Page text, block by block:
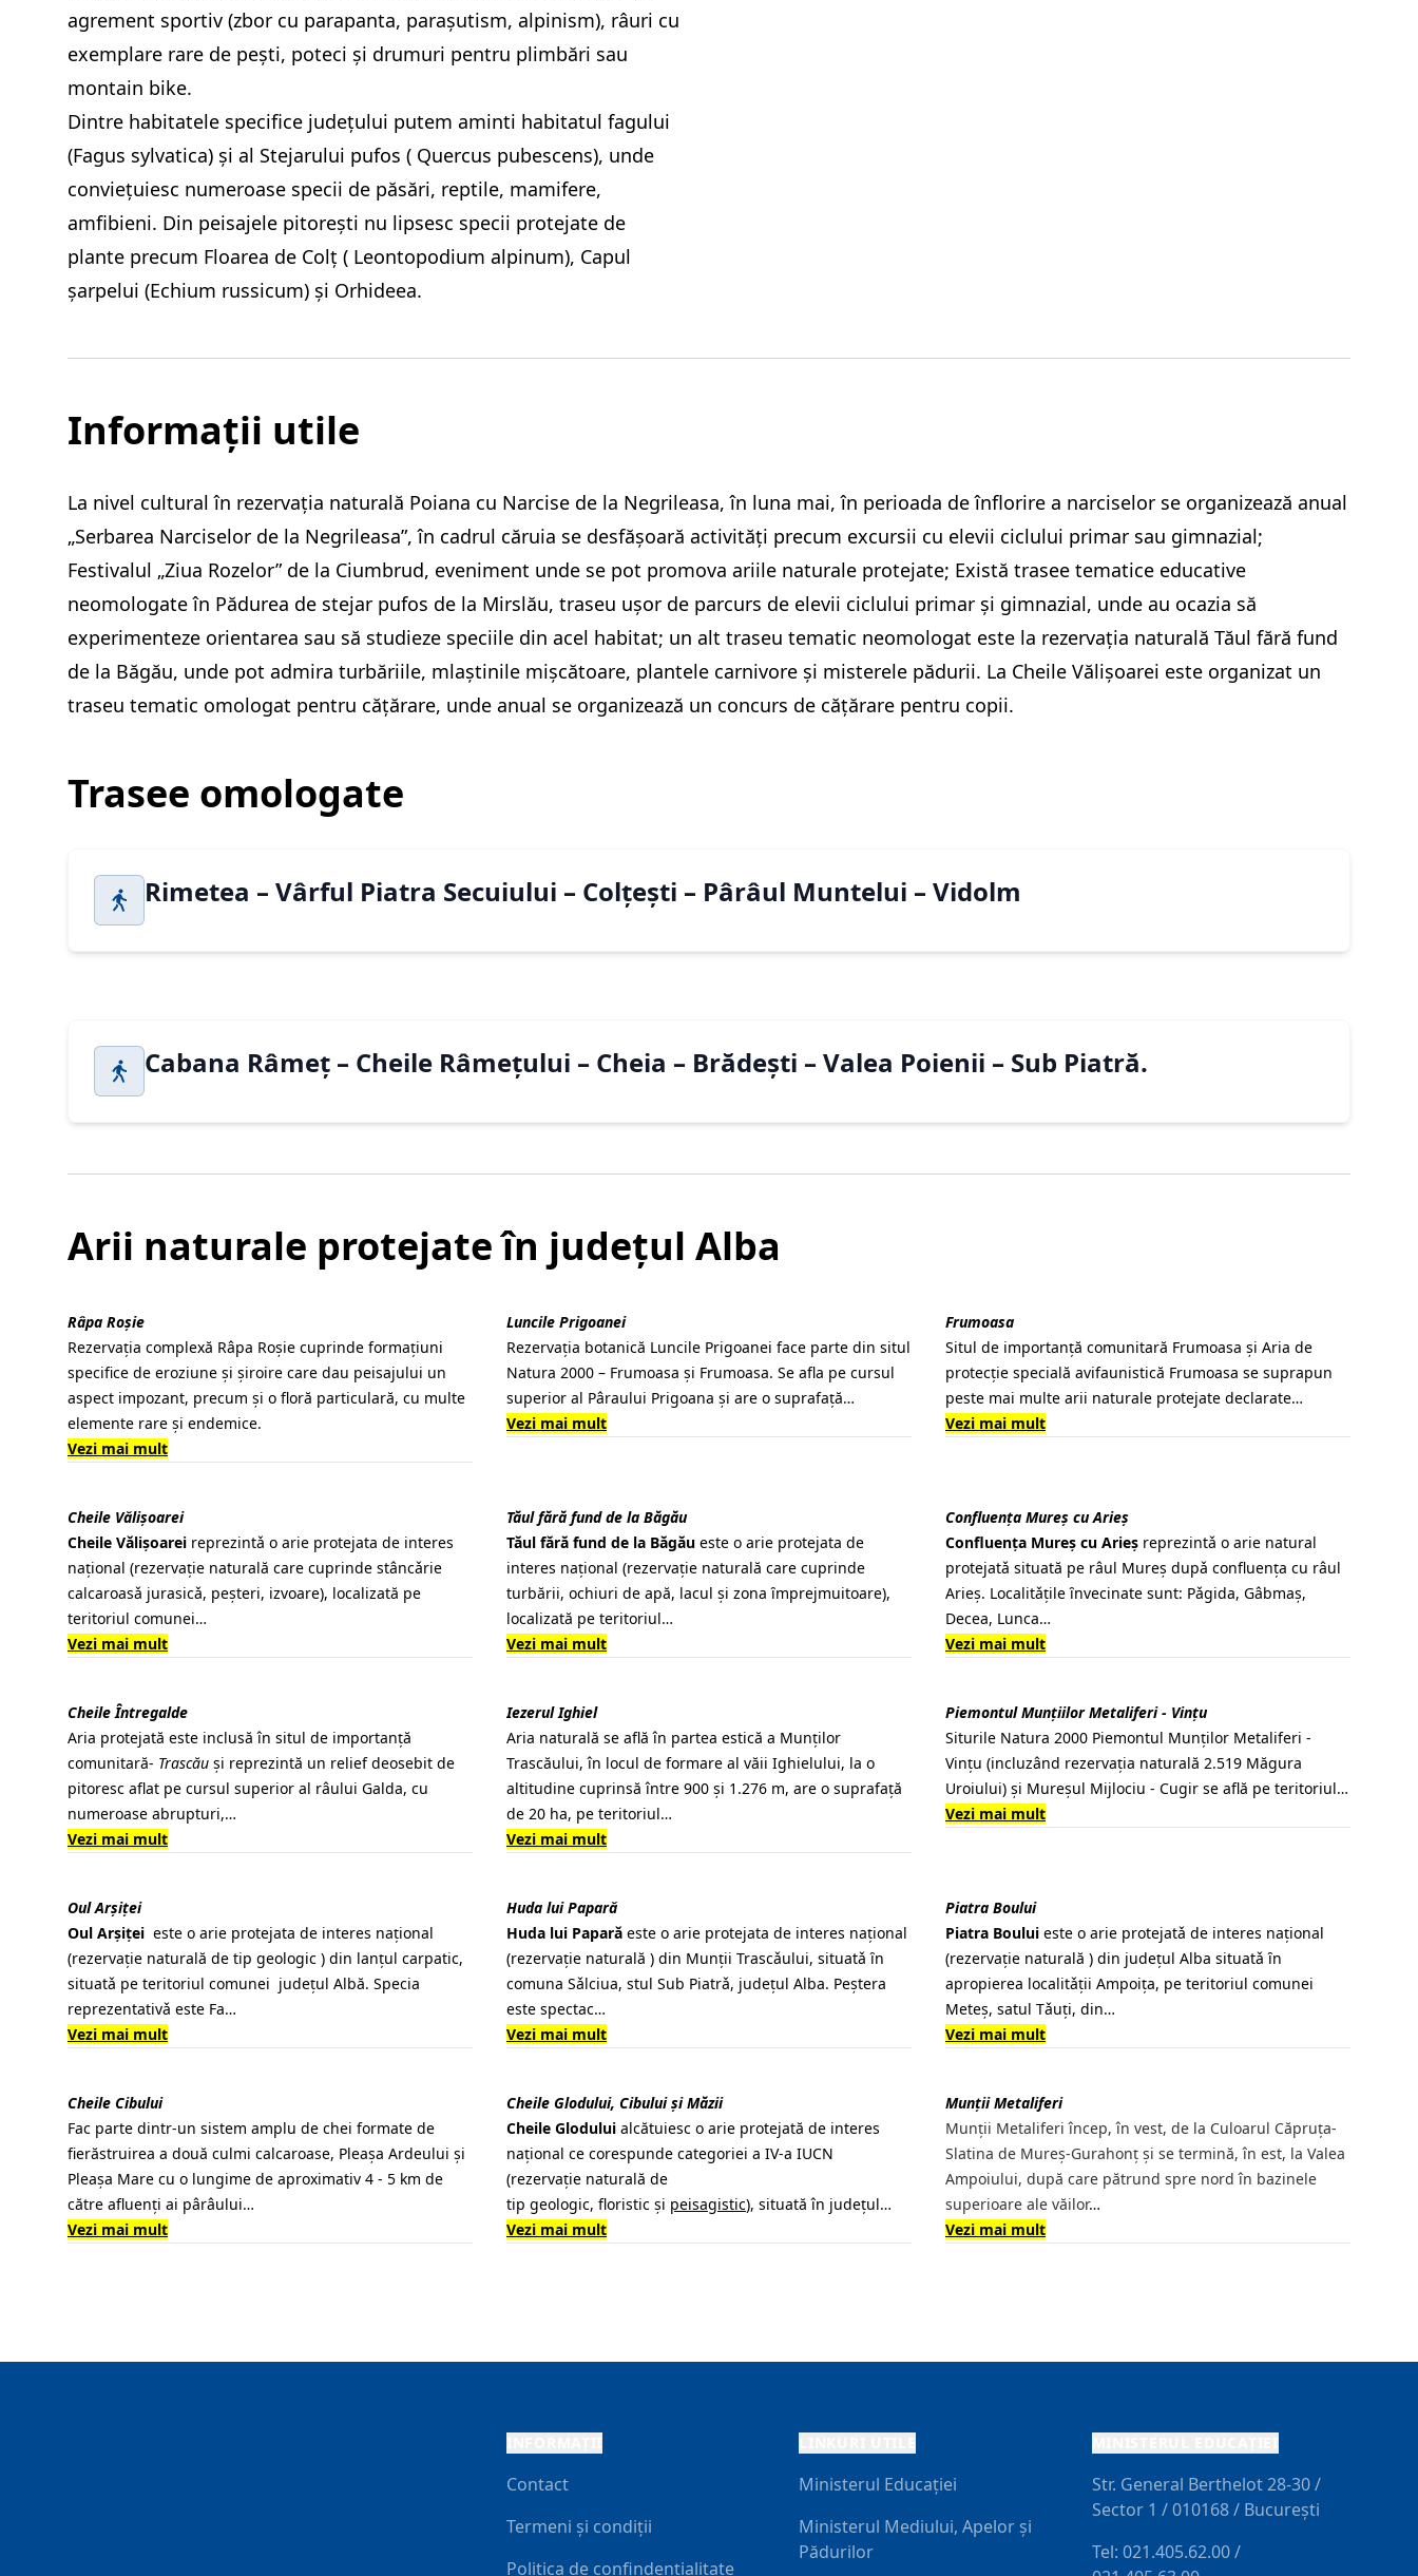
agrement sportiv (zbor cu parapanta, parașutism, alpinism), râuri cu
exemplare rare de pești, poteci și drumuri pentru plimbări sau
montain bike.
Dintre habitatele specifice județului putem aminti habitatul fagului
(Fagus sylvatica) și al Stejarului pufos ( Quercus pubescens), unde
conviețuiesc numeroase specii de păsări, reptile, mamifere,
amfibieni. Din peisajele pitorești nu lipsesc specii protejate de
plante precum Floarea de Colţ ( Leontopodium alpinum), Capul
șarpelui (Echium russicum) și Orhideea.
Informații utile
La nivel cultural în rezervația naturală Poiana cu Narcise de la Negrileasa, în luna mai, în perioada de înflorire a narciselor se organizează anual
„Serbarea Narciselor de la Negrileasa”, în cadrul căruia se desfășoară activități precum excursii cu elevii ciclului primar sau gimnazial;
Festivalul „Ziua Rozelor” de la Ciumbrud, eveniment unde se pot promova ariile naturale protejate; Există trasee tematice educative
neomologate în Pădurea de stejar pufos de la Mirslău, traseu ușor de parcurs de elevii ciclului primar și gimnazial, unde au ocazia să
experimenteze orientarea sau să studieze speciile din acel habitat; un alt traseu tematic neomologat este la rezervația naturală Tăul fără fund
de la Băgău, unde pot admira turbăriile, mlaștinile mișcătoare, plantele carnivore și misterele pădurii. La Cheile Vălișoarei este organizat un
traseu tematic omologat pentru cățărare, unde anual se organizează un concurs de cățărare pentru copii.
Trasee omologate
Rimetea – Vârful Piatra Secuiului – Colțești – Pârâul Muntelui – Vidolm
Cabana Râmeț – Cheile Râmețului – Cheia – Brădești – Valea Poienii – Sub Piatră.
Arii naturale protejate în județul Alba
Râpa Roşie
Rezervația complexă Râpa Roșie cuprinde formațiuni
specifice de eroziune și șiroire care dau peisajului un
aspect impozant, precum și o floră particulară, cu multe
elemente rare și endemice.
Vezi mai mult
Luncile Prigoanei
Rezervaţia botanică Luncile Prigoanei face parte din situl
Natura 2000 – Frumoasa şi Frumoasa. Se afla pe cursul
superior al Pâraului Prigoana şi are o suprafaţă…
Vezi mai mult
Frumoasa
Situl de importanţă comunitară Frumoasa şi Aria de
protecţie specială avifaunistică Frumoasa se suprapun
peste mai multe arii naturale protejate declarate…
Vezi mai mult
Cheile Vǎlișoarei
Cheile Vǎlișoarei reprezintǎ o arie protejata de interes
naţional (rezervaţie naturală care cuprinde stâncǎrie
calcaroasǎ jurasicǎ, peșteri, izvoare), localizată pe
teritoriul comunei…
Vezi mai mult
Tăul fără fund de la Băgău
Tăul fără fund de la Băgău este o arie protejata de
interes naţional (rezervaţie naturală care cuprinde
turbării, ochiuri de apă, lacul şi zona ȋmprejmuitoare),
localizată pe teritoriul…
Vezi mai mult
Confluenţa Mureș cu Arieș
Confluenţa Mureș cu Arieș reprezintǎ o arie natural
protejatǎ situată pe râul Mureș dupǎ confluenţa cu râul
Arieș. Localitǎţile ȋnvecinate sunt: Pǎgida, Gâbmaș,
Decea, Lunca…
Vezi mai mult
Cheile Ȋntregalde
Aria protejată este inclusă în situl de importanță
comunitară- Trascău și reprezintă un relief deosebit de
pitoresc aflat pe cursul superior al râului Galda, cu
numeroase abrupturi,…
Vezi mai mult
Iezerul Ighiel
Aria naturală se află în partea estică a Munților
Trascăului, în locul de formare al văii Ighielului, la o
altitudine cuprinsă între 900 și 1.276 m, are o suprafață
de 20 ha, pe teritoriul…
Vezi mai mult
Piemontul Munţiilor Metaliferi - Vinţu
Siturile Natura 2000 Piemontul Munților Metaliferi -
Vințu (incluzând rezervația naturală 2.519 Măgura
Uroiului) și Mureșul Mijlociu - Cugir se află pe teritoriul…
Vezi mai mult
Oul Arșiţei
Oul Arșiţei este o arie protejata de interes naţional
(rezervaţie naturală de tip geologic ) din lanţul carpatic,
situatǎ pe teritoriul comunei judeţul Albă. Specia
reprezentativǎ este Fa…
Vezi mai mult
Huda lui Paparǎ
Huda lui Paparǎ este o arie protejata de interes naţional
(rezervaţie naturală ) din Munţii Trascǎului, situatǎ ȋn
comuna Sǎlciua, stul Sub Piatrǎ, judeţul Alba. Peștera
este spectac…
Vezi mai mult
Piatra Boului
Piatra Boului este o arie protejatǎ de interes naţional
(rezervaţie naturală ) din judeţul Alba situatǎ ȋn
apropierea localitǎţii Ampoiţa, pe teritoriul comunei
Meteș, satul Tǎuţi, din…
Vezi mai mult
Cheile Cibului
Fac parte dintr-un sistem amplu de chei formate de
fierăstruirea a două culmi calcaroase, Pleaşa Ardeului şi
Pleaşa Mare cu o lungime de aproximativ 4 - 5 km de
către afluenţi ai pârâului…
Vezi mai mult
Cheile Glodului, Cibului și Măzii
Cheile Glodului alcătuiesc o arie protejată de interes
național ce corespunde categoriei a IV-a IUCN
(rezervație naturală de
tip geologic, floristic și peisagistic), situată în județul…
Vezi mai mult
Munții Metaliferi
Munţii Metaliferi încep, în vest, de la Culoarul Căpruţa-
Slatina de Mureş-Gurahonţ şi se termină, în est, la Valea
Ampoiului, după care pătrund spre nord în bazinele
superioare ale văilor…
Vezi mai mult
Contact
Termeni și condiții
Politica de confindențialitate
Ministerul Educației
Ministerul Mediului, Apelor și
Pădurilor
Str. General Berthelot 28-30 /
Sector 1 / 010168 / Bucureşti
Tel: 021.405.62.00 /